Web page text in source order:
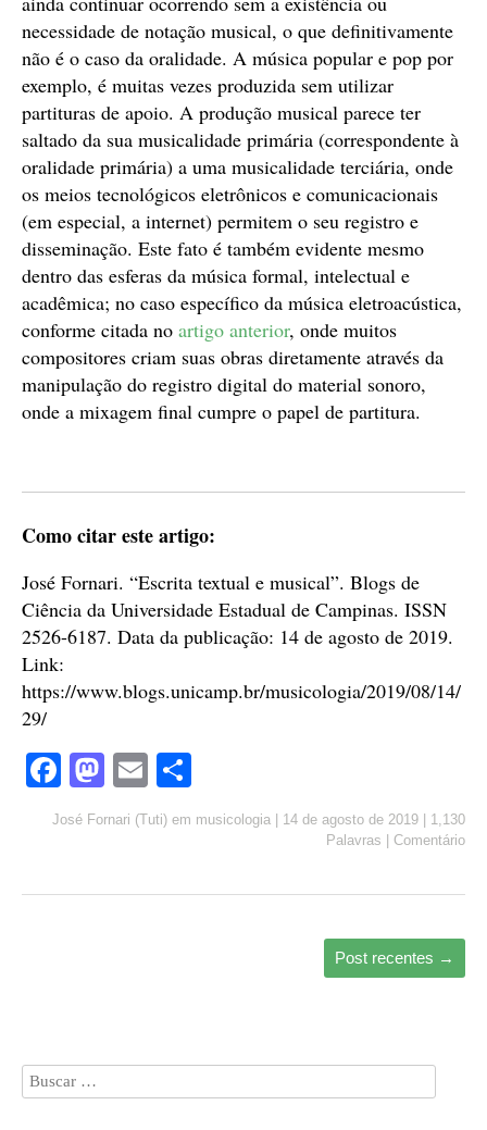
necessidade de notação musical, o que definitivamente
não é o caso da oralidade. A música popular e pop por
exemplo, é muitas vezes produzida sem utilizar
partituras de apoio. A produção musical parece ter
saltado da sua musicalidade primária (correspondente à
oralidade primária) a uma musicalidade terciária, onde
os meios tecnológicos eletrônicos e comunicacionais
(em especial, a internet) permitem o seu registro e
disseminação. Este fato é também evidente mesmo
dentro das esferas da música formal, intelectual e
acadêmica; no caso específico da música eletroacústica,
conforme citada no artigo anterior, onde muitos
compositores criam suas obras diretamente através da
manipulação do registro digital do material sonoro,
onde a mixagem final cumpre o papel de partitura.
Como citar este artigo:
José Fornari. “Escrita textual e musical”. Blogs de
Ciência da Universidade Estadual de Campinas. ISSN
2526-6187. Data da publicação: 14 de agosto de 2019.
Link:
https://www.blogs.unicamp.br/musicologia/2019/08/14/
29/
Fa
ce
bo
M
as
to
n
E
m
ail re
José Fornari (Tuti) em musicologia | 14 de agosto de 2019 | 1,130
Palavras | Comentário
Post recentes →